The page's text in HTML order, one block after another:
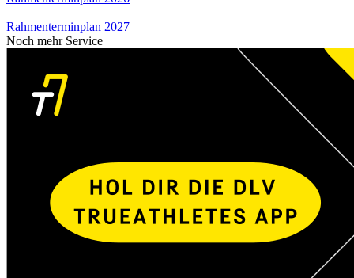
Rahmenterminplan 2027
Noch mehr Service